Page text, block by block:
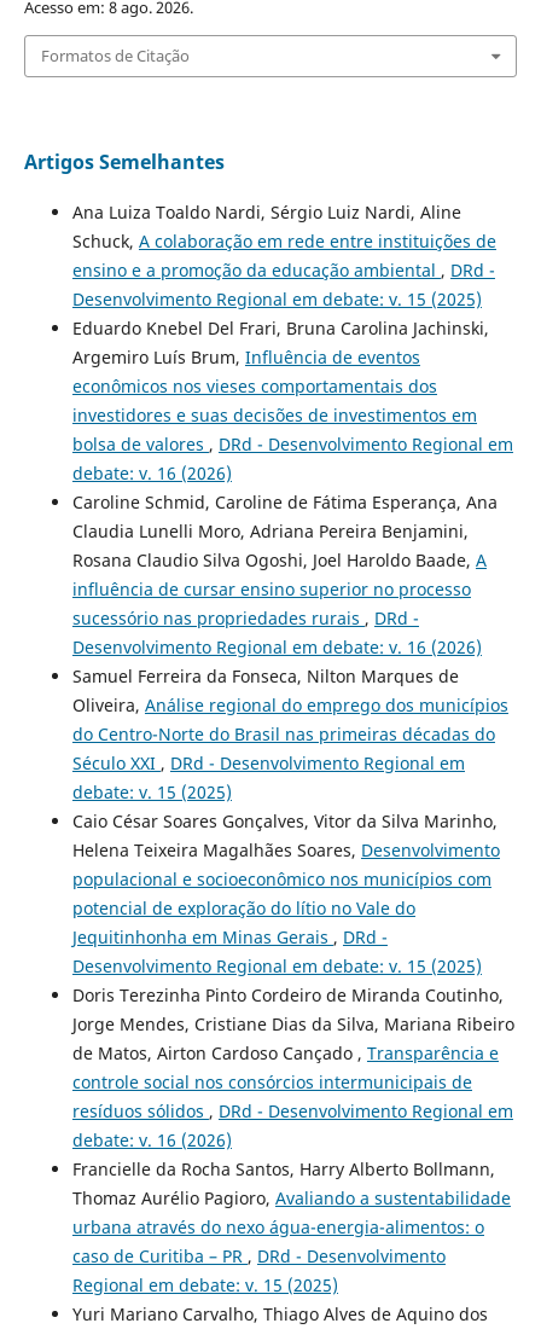
Acesso em: 8 ago. 2026.
Formatos de Citação
Artigos Semelhantes
Ana Luiza Toaldo Nardi, Sérgio Luiz Nardi, Aline
Schuck, A colaboração em rede entre instituições de
ensino e a promoção da educação ambiental , DRd -
Desenvolvimento Regional em debate: v. 15 (2025)
Eduardo Knebel Del Frari, Bruna Carolina Jachinski,
Argemiro Luís Brum, Influência de eventos
econômicos nos vieses comportamentais dos
investidores e suas decisões de investimentos em
bolsa de valores , DRd - Desenvolvimento Regional em
debate: v. 16 (2026)
Caroline Schmid, Caroline de Fátima Esperança, Ana
Claudia Lunelli Moro, Adriana Pereira Benjamini,
Rosana Claudio Silva Ogoshi, Joel Haroldo Baade, A
influência de cursar ensino superior no processo
sucessório nas propriedades rurais , DRd -
Desenvolvimento Regional em debate: v. 16 (2026)
Samuel Ferreira da Fonseca, Nilton Marques de
Oliveira, Análise regional do emprego dos municípios
do Centro-Norte do Brasil nas primeiras décadas do
Século XXI , DRd - Desenvolvimento Regional em
debate: v. 15 (2025)
Caio César Soares Gonçalves, Vitor da Silva Marinho,
Helena Teixeira Magalhães Soares, Desenvolvimento
populacional e socioeconômico nos municípios com
potencial de exploração do lítio no Vale do
Jequitinhonha em Minas Gerais , DRd -
Desenvolvimento Regional em debate: v. 15 (2025)
Doris Terezinha Pinto Cordeiro de Miranda Coutinho,
Jorge Mendes, Cristiane Dias da Silva, Mariana Ribeiro
de Matos, Airton Cardoso Cançado , Transparência e
controle social nos consórcios intermunicipais de
resíduos sólidos , DRd - Desenvolvimento Regional em
debate: v. 16 (2026)
Francielle da Rocha Santos, Harry Alberto Bollmann,
Thomaz Aurélio Pagioro, Avaliando a sustentabilidade
urbana através do nexo água-energia-alimentos: o
caso de Curitiba – PR , DRd - Desenvolvimento
Regional em debate: v. 15 (2025)
Yuri Mariano Carvalho, Thiago Alves de Aquino dos